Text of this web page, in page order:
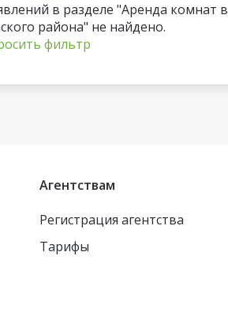
в разделе "Аренда комнат в
района" не найдено.
фильтр
Агентствам
Регистрация агентства
Тарифы